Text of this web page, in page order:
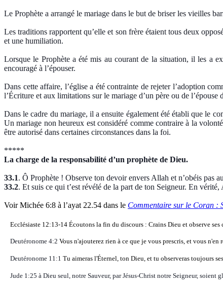
Le Prophète a arrangé le mariage dans le but de briser les vieilles
Les traditions rapportent qu’elle et son frère étaient tous deux
et une humiliation.
Lorsque le Prophète a été mis au courant de la situation, il les a
encouragé à l’épouser.
Dans cette affaire, l’église a été contrainte de rejeter l’adoption
l’Écriture et aux limitations sur le mariage d’un père ou de
Dans le cadre du mariage, il a ensuite également été établi que le
Un mariage non heureux est considéré comme contraire à la
être autorisé dans certaines circonstances dans la foi.
*****
La charge de la responsabilité d’un prophète de Dieu.
33.1. Ô Prophète ! Observe ton devoir envers Allah et n’obéis pas
33.2. Et suis ce qui t’est révélé de la part de ton Seigneur. En
Voir Michée 6:8 à l’ayat 22.54 dans le Commentaire sur le Coran :
Ecclésiaste 12:13-14 Écoutons la fin du discours : Crains Dieu et observe
Deutéronome 4:2Vous n'ajouterez rien à ce que je vous prescris, et vous
Deutéronome 11:1Tu aimeras l'Éternel, ton Dieu, et tu observeras toujours
Jude 1:25 à Dieu seul, notre Sauveur, par Jésus-Christ notre Seigneur, soient